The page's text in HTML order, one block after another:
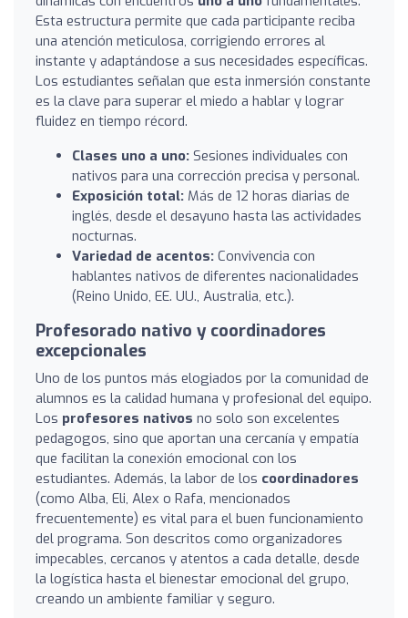
Esta estructura permite que cada participante reciba
una atención meticulosa, corrigiendo errores al
instante y adaptándose a sus necesidades específicas.
Los estudiantes señalan que esta inmersión constante
es la clave para superar el miedo a hablar y lograr
fluidez en tiempo récord.
Clases uno a uno: Sesiones individuales con
nativos para una corrección precisa y personal.
Exposición total: Más de 12 horas diarias de
inglés, desde el desayuno hasta las actividades
nocturnas.
Variedad de acentos: Convivencia con
hablantes nativos de diferentes nacionalidades
(Reino Unido, EE. UU., Australia, etc.).
Profesorado nativo y coordinadores
excepcionales
Uno de los puntos más elogiados por la comunidad de
alumnos es la calidad humana y profesional del equipo.
Los profesores nativos no solo son excelentes
pedagogos, sino que aportan una cercanía y empatía
que facilitan la conexión emocional con los
estudiantes. Además, la labor de los coordinadores
(como Alba, Eli, Alex o Rafa, mencionados
frecuentemente) es vital para el buen funcionamiento
del programa. Son descritos como organizadores
impecables, cercanos y atentos a cada detalle, desde
la logística hasta el bienestar emocional del grupo,
creando un ambiente familiar y seguro.